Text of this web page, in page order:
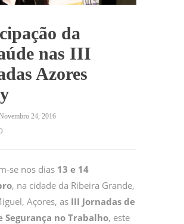
da
nas III
Azores
24, 2016
se nos dias 13 e 14
, na cidade da Ribeira Grande,
Açores, as III Jornadas de
Segurança no Trabalho, este